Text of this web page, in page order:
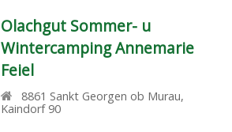
Olachgut Sommer- u
Wintercamping Annemarie
Feiel
8861 Sankt Georgen ob Murau,
Kaindorf 90